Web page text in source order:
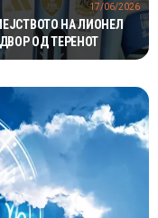
НА ЛИОНЕЛ
ОД ТЕРЕНОТ
17/06/2026